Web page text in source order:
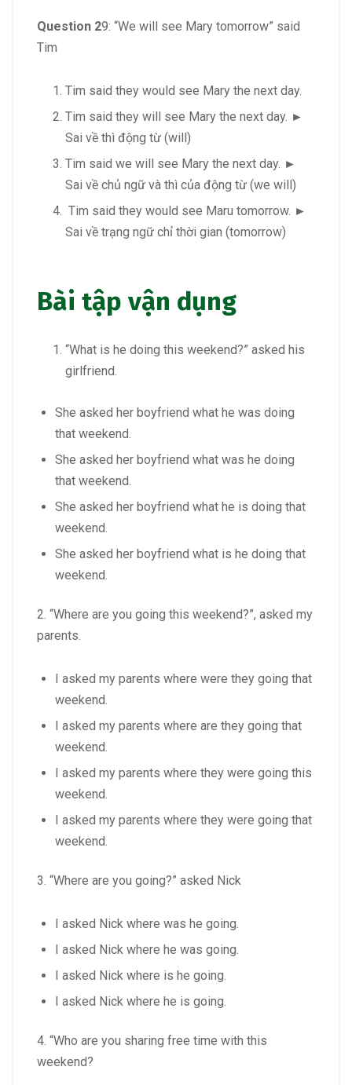
Question 29: “We will see Mary tomorrow” said
Tim
Tim said they would see Mary the next day.
Tim said they will see Mary the next day. ►
Sai về thì động từ (will)
Tim said we will see Mary the next day. ►
Sai về chủ ngữ và thì của động từ (we will)
Tim said they would see Maru tomorrow. ►
Sai về trạng ngữ chỉ thời gian (tomorrow)
Bài tập vận dụng
“What is he doing this weekend?” asked his
girlfriend.
She asked her boyfriend what he was doing
that weekend.
She asked her boyfriend what was he doing
that weekend.
She asked her boyfriend what he is doing that
weekend.
She asked her boyfriend what is he doing that
weekend.
2. “Where are you going this weekend?”, asked my
parents.
I asked my parents where were they going that
weekend.
I asked my parents where are they going that
weekend.
I asked my parents where they were going this
weekend.
I asked my parents where they were going that
weekend.
3. “Where are you going?” asked Nick
I asked Nick where was he going.
I asked Nick where he was going.
I asked Nick where is he going.
I asked Nick where he is going.
4. “Who are you sharing free time with this
weekend?